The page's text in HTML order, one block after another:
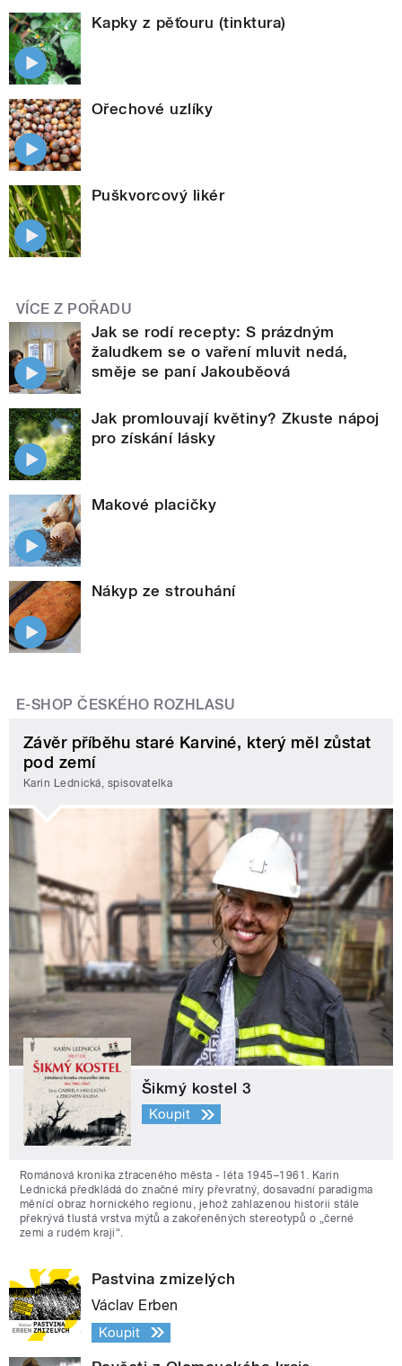
Kapky z pěťouru (tinktura)
Ořechové uzlíky
Puškvorcový likér
VÍCE Z POŘADU
Jak se rodí recepty: S prázdným
žaludkem se o vaření mluvit nedá,
směje se paní Jakouběová
Jak promlouvají květiny? Zkuste nápoj
pro získání lásky
Makové placičky
Nákyp ze strouhání
E-SHOP ČESKÉHO ROZHLASU
Závěr příběhu staré Karviné, který měl zůstat
pod zemí
Karin Lednická, spisovatelka
Šikmý kostel 3
Koupit
Románová kronika ztraceného města - léta 1945–1961. Karin
Lednická předkládá do značné míry převratný, dosavadní paradigma
měnící obraz hornického regionu, jehož zahlazenou historii stále
překrývá tlustá vrstva mýtů a zakořeněných stereotypů o „černé
zemi a rudém kraji“.
Pastvina zmizelých
Václav Erben
Koupit